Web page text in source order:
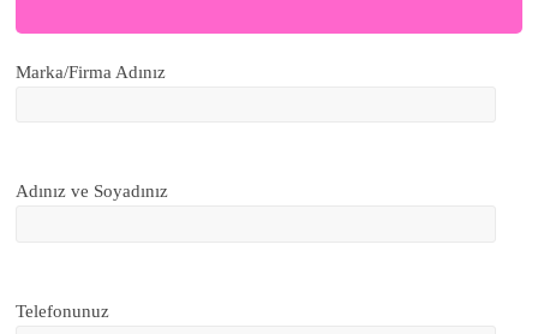
Marka/Firma Adınız
Adınız ve Soyadınız
Telefonunuz